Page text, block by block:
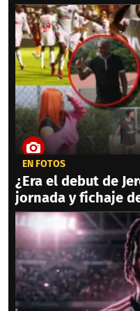
EN FOTOS
¿Era el debut de
jornada y fichaje